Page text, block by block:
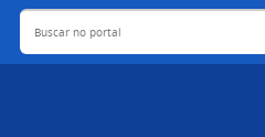
Buscar no portal